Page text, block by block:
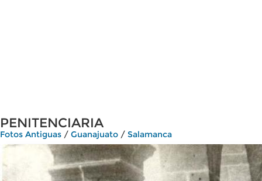
PENITENCIARIA
Fotos Antiguas / Guanajuato / Salamanca